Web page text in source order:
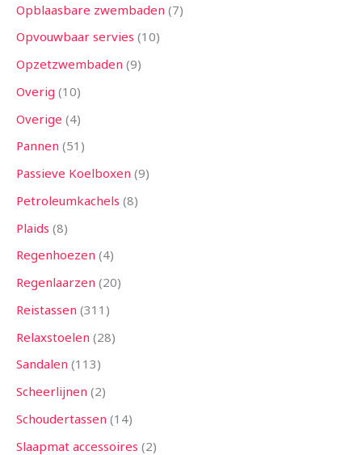
Opblaasbare zwembaden 7
Opvouwbaar servies 10
Opzetzwembaden 9
Overig 10
Overige 4
Pannen 51
Passieve Koelboxen 9
Petroleumkachels 8
Plaids 8
Regenhoezen 4
Regenlaarzen 20
Reistassen 311
Relaxstoelen 28
Sandalen 113
Scheerlijnen 2
Schoudertassen 14
Slaapmat accessoires 2